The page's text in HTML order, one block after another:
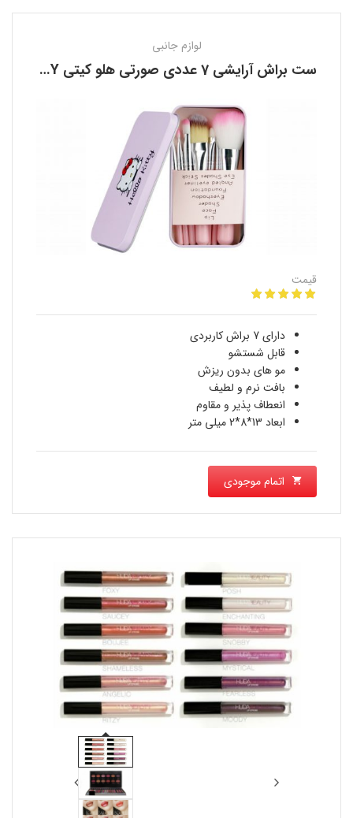
لوازم جانبی
ست براش آرایشی 7 عددی صورتی هلو کیتی HELLO KITTY
قیمت
دارای 7 براش کاربردی
قابل شستشو
مو های بدون ریزش
بافت نرم و لطیف
انعطاف پذیر و مقاوم
ابعاد 13*8*2 میلی متر
اتمام موجودی